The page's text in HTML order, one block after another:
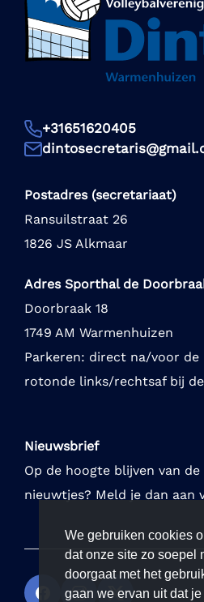
+31651620405
Postadres (secretariaat)
Ransuilstraat 26
1826 JS Alkmaar
Adres Sporthal de
Doorbraak 18
1749 AM Warmenhuizen
Parkeren: direct na/voor de
rotonde links/rechtsaf bij
Nieuwsbrief
Op de hoogte blijven van
nieuwtjes? Meld je dan aan
We gebruiken cookies
dat onze site zo soepel
doorgaat met het
gaan we ervan uit dat